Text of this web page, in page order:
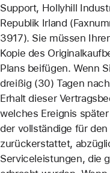
Support, Hollyhill
Republik Irland
3917). Sie müssen
Kopie des
Plans beifügen. Wenn
dreißig (30) Tagen
Erhalt dieser
welches Ereignis
der vollständige für
zurückerstattet,
Serviceleistungen, die